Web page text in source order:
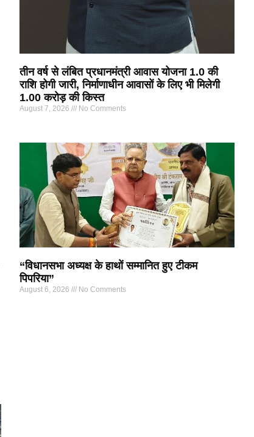
तीन वर्ष से लंबित प्रधानमंत्री आवास योजना 1.0 की
राशि होगी जारी, निर्माणाधीन आवासों के लिए भी मिलेगी
1.00 करोड़ की किस्त
August 7, 2026 No Comments
“विधानसभा अध्यक्ष के हाथों सम्मानित हुए टीकम
पिपरिया”
August 6, 2026 No Comments